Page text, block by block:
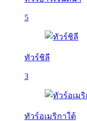
5
ทัวร์ชิลี
3
ทัวร์อเมริกาใต้